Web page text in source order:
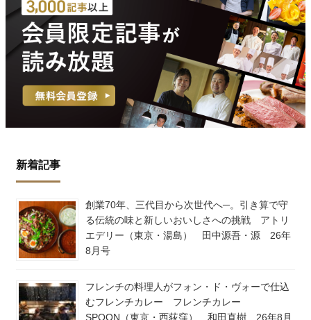
新着記事
創業70年、三代目から次世代へ─。引き算で守
る伝統の味と新しいおいしさへの挑戦 アトリ
エデリー（東京・湯島） 田中源吾・源 26年
8月号
フレンチの料理人がフォン・ド・ヴォーで仕込
むフレンチカレー フレンチカレー
SPOON（東京・西荻窪） 和田直樹 26年8月